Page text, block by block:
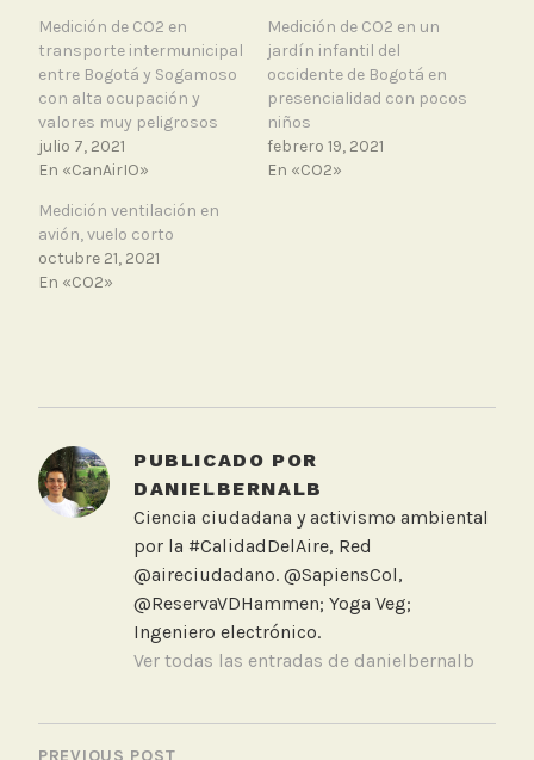
Medición de CO2 en
transporte intermunicipal
entre Bogotá y Sogamoso
con alta ocupación y
valores muy peligrosos
julio 7, 2021
En «CanAirIO»
Medición de CO2 en un
jardín infantil del
occidente de Bogotá en
presencialidad con pocos
niños
febrero 19, 2021
En «CO2»
Medición ventilación en
avión, vuelo corto
octubre 21, 2021
En «CO2»
e
d
PUBLICADO POR
DANIELBERNALB
Ciencia ciudadana y activismo ambiental
por la #CalidadDelAire, Red
@aireciudadano. @SapiensCol,
@ReservaVDHammen; Yoga Veg;
Ingeniero electrónico.
Ver todas las entradas de danielbernalb
NAVEGACIÓN